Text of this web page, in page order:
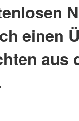
einen
aus